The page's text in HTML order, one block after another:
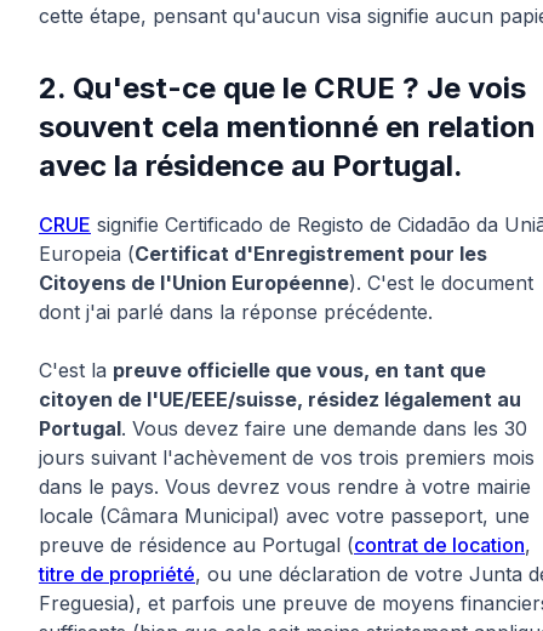
cette étape, pensant qu'aucun visa signifie aucun
2. Qu'est-ce que le CRUE ? Je vois
souvent cela mentionné en relation
avec la résidence au Portugal.
CRUE signifie Certificado de Registo de Cidadão da
Europeia (Certificat d'Enregistrement pour les
Citoyens de l'Union Européenne). C'est le document
dont j'ai parlé dans la réponse précédente.
C'est la preuve officielle que vous, en tant que
citoyen de l'UE/EEE/suisse, résidez légalement au
Portugal. Vous devez faire une demande dans les 30
jours suivant l'achèvement de vos trois premiers mois
dans le pays. Vous devrez vous rendre à votre mairie
locale (Câmara Municipal) avec votre passeport, une
preuve de résidence au Portugal (contrat de location,
titre de propriété, ou une déclaration de votre Junta
Freguesia), et parfois une preuve de moyens